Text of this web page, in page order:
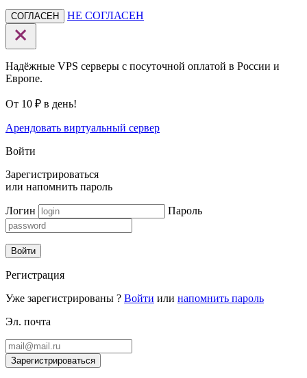
СОГЛАСЕН НЕ СОГЛАСЕН
Надёжные VPS серверы с посуточной оплатой в России и
Европе.
От 10 ₽ в день!
Арендовать виртуальный сервер
Войти
Зарегистрироваться
или напомнить пароль
Логин Пароль
Войти
Регистрация
Уже зарегистрированы ? Войти или напомнить пароль
Эл. почта
Зарегистрироваться